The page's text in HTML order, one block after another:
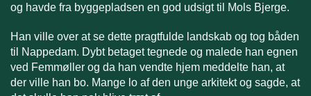
og havde fra byggepladsen en god udsigt til Mols Bjerge.
Han ville over at se dette pragtfulde landskab og tog båden
til Nappedam. Dybt betaget tegnede og malede han egnen
ved Femmøller og da han vendte hjem meddelte han, at
der ville han bo. Mange lo af den unge arkitekt og sagde, at